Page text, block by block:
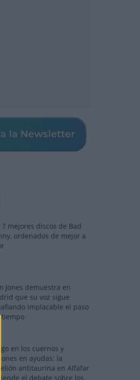
7 mejores discos de Bad
ordenados de mejor a
Jones demuestra en
que su voz sigue
implacable el paso
en los cuernos y
en ayudas: la
antitaurina en Alfafar
el debate sobre los